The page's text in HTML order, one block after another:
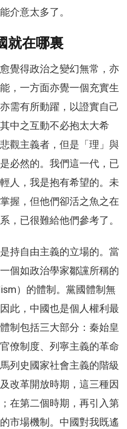
介意太多了。
就在哪裏
覺得政治之變幻無常，亦
，一方面亦覺一個充實生
需有所動躍，以證實自己
中之互動不必抱太大希
觀主義者，但是「理」與
必然的。我們這一代，已
人，我是抱有希望的。未
握，但他們卻活之魚之在
，已很難給他們參考了。
持自由主義的立場的。當
個如政治學家鄒讜所稱的
）的體制。黨國體制無
此，中國也是個人權利最
制包括三大部分：秦始皇
僚制度、列寧主義的革命
列史國家社會主義的階級
改革開放時期，這三種因
在第二個時期，再引入第
市場機制。中國對我既遙